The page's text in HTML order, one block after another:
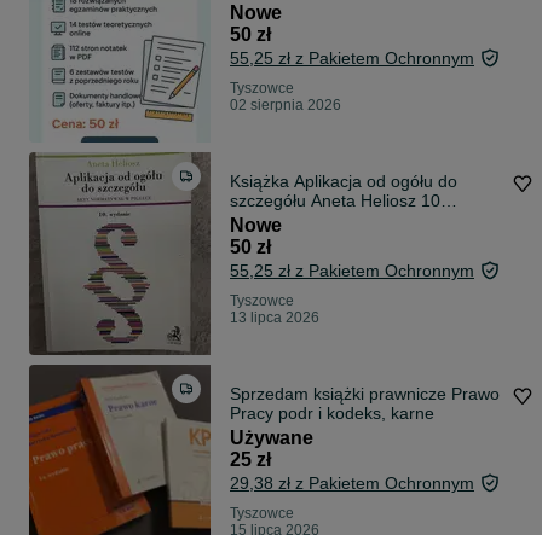
Nowe
50 zł
55,25 zł z Pakietem Ochronnym
Tyszowce
02 sierpnia 2026
Książka Aplikacja od ogółu do
szczegółu Aneta Heliosz 10
wydanie 2019
Nowe
50 zł
55,25 zł z Pakietem Ochronnym
Tyszowce
13 lipca 2026
Sprzedam książki prawnicze Prawo
Pracy podr i kodeks, karne
Używane
25 zł
29,38 zł z Pakietem Ochronnym
Tyszowce
15 lipca 2026